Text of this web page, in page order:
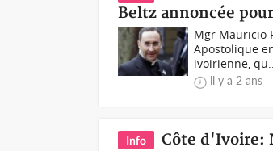
Beltz annoncée
Mgr Mauricio
Apostolique
ivoirienne,
il y a 2 ans
Info
Côte d'Ivoire: